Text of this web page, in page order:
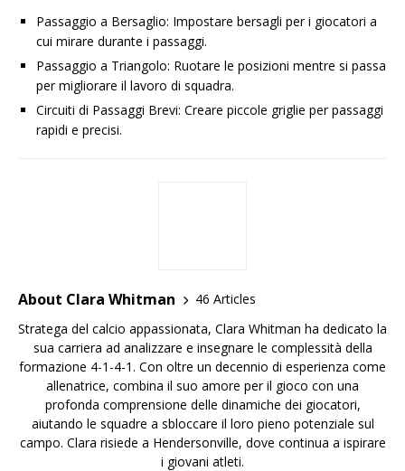
Passaggio a Bersaglio: Impostare bersagli per i giocatori a
cui mirare durante i passaggi.
Passaggio a Triangolo: Ruotare le posizioni mentre si passa
per migliorare il lavoro di squadra.
Circuiti di Passaggi Brevi: Creare piccole griglie per passaggi
rapidi e precisi.
About Clara Whitman
46 Articles
Stratega del calcio appassionata, Clara Whitman ha dedicato la
sua carriera ad analizzare e insegnare le complessità della
formazione 4-1-4-1. Con oltre un decennio di esperienza come
allenatrice, combina il suo amore per il gioco con una
profonda comprensione delle dinamiche dei giocatori,
aiutando le squadre a sbloccare il loro pieno potenziale sul
campo. Clara risiede a Hendersonville, dove continua a ispirare
i giovani atleti.